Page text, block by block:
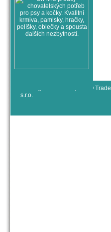
© All rights reserved, RYJO Trade
s.r.o.